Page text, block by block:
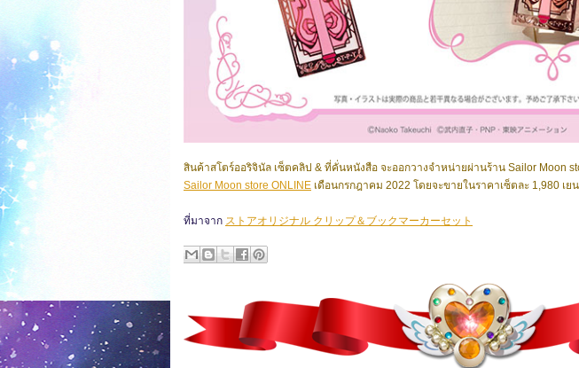
สินค้าสโตร์ออริจินัล เซ็ตคลิป & ที่คั่นหนังสือ จะออกวางจำหน่ายผ่านร้าน Sailor Moon
Sailor Moon store ONLINE เดือนกรกฎาคม 2022 โดยจะขายในราคาเซ็ตละ 1,980 เย
ที่มาจาก ストアオリジナル クリップ＆ブックマーカーセット